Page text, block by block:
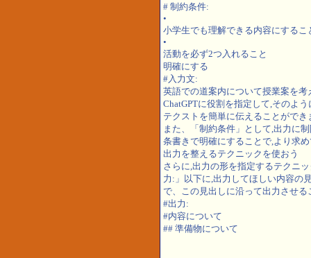
# 制約条件:
•
小学生でも理解できる内容にするこ
•
活動を必ず2つ入れること
明確にする
#入力文:
英語での道案内について授業案を考
ChatGPTに役割を指定して,そのよ
テクストを簡単に伝えることができ
また、「制約条件」として,出力に
条書きで明確にすることで,より求
出力を整えるテクニックを使おう
さらに,出力の形を指定するテクニ
力:」以下に,出力してほしい内容の
で、この見出しに沿って出力させる
#出力:
#内容について
## 準備物について